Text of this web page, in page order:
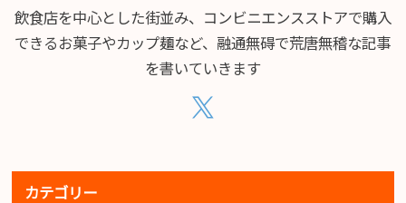
飲食店を中心とした街並み、コンビニエンスストアで購入
できるお菓子やカップ麺など、融通無碍で荒唐無稽な記事
を書いていきます
カテゴリー